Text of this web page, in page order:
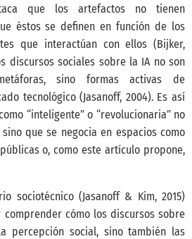
que los artefactos no tienen
éstos se definen en función de los
que interactúan con ellos (Bijker,
discursos sociales sobre la IA no son
sino formas activas de
tecnológico(Jasanoff, 2004). Es así
“inteligente” o “revolucionaria” no
que se negocia en espacios como
o, como este artículo propone,
sociotécnico (Jasanoff & Kim, 2015)
cómo los discursos sobre
percepción social, sino también las